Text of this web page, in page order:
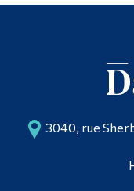
3040, rue